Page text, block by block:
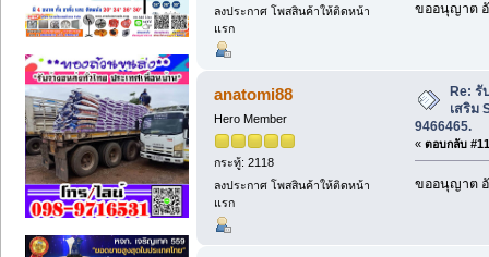
ลงประกาศ โพสสินค้าให้ติดหน้า
แรก
ขออนุญาต
anatomi88
Hero Member
กระทู้: 2118
ลงประกาศ โพสสินค้าให้ติดหน้า
แรก
Re: รั
เสริม
9466465.
« ตอบกลับ
ขออนุญาต